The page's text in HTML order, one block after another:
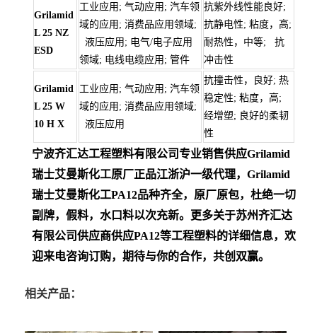
Grilamid
L 25 NZ
ESD
工业应用; 气动应用; 汽车领
域的应用; 消费品应用领域;
液压应用; 电气/电子应用
领域; 电线电缆应用; 管件
抗紫外线性能良好;
抗静电性; 粘度，高;
耐热性，中等; 抗
冲击性
Grilamid
L 25 W
10 H X
工业应用; 气动应用; 汽车领
域的应用; 消费品应用领域;
液压应用
抗撞击性，良好; 热
稳定性; 粘度，高;
经增塑; 良好的柔韧
性
宁波齐汇达工程塑料有限公司专业销售供应Grilamid
瑞士艾曼斯化工原厂正品江浙沪一级代理，Grilamid
瑞士艾曼斯化工PA12品种齐全，原厂原包，杜绝一切
副牌，假料，水口料以次充新。更多关于苏州齐汇达
有限公司供应商供应PA12等工程塑料的详细信息，欢
迎来电咨询订购，期待与你的合作，共创双赢。
相关产品：